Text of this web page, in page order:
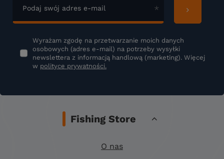
Podaj swój adres e-mail
Wyrażam zgodę na przetwarzanie moich danych
osobowych (adres e-mail) na potrzeby wysyłki
newslettera z informacją handlową (marketing). Więcej
w polityce prywatności.
Fishing Store
O nas